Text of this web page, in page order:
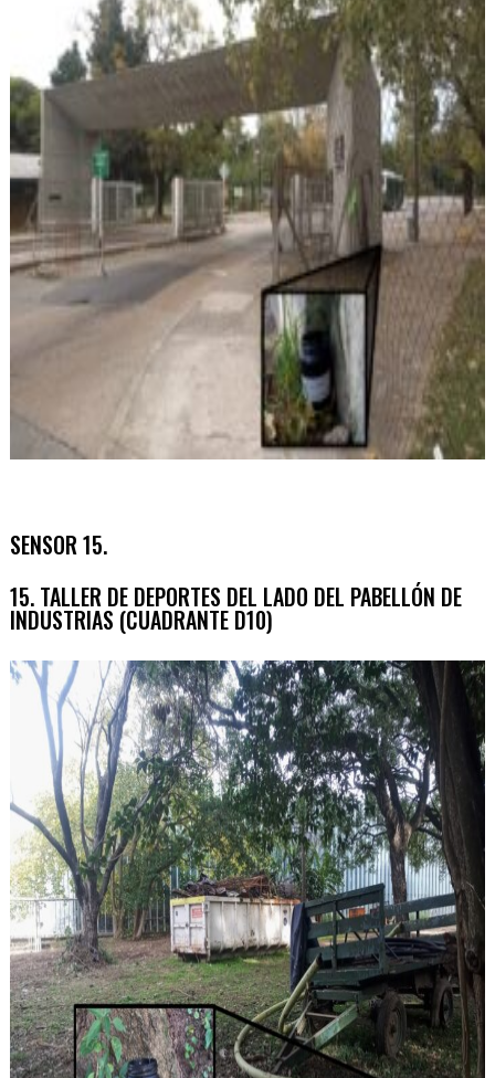
SENSOR 15.
15. TALLER DE DEPORTES DEL LADO DEL PABELLÓN DE
INDUSTRIAS (CUADRANTE D10)